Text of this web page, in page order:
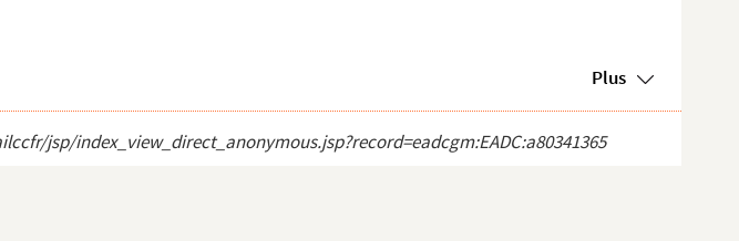
Plus
jsp/index_view_direct_anonymous.jsp?record=eadcgm:EADC:a80341365